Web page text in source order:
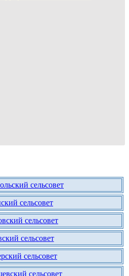
сельсовет
сельсовет
сельсовет
сельсовет
сельсовет
сельсовет